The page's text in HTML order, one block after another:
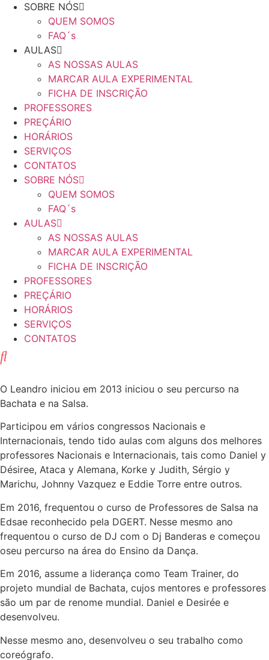
SOBRE NÓS
QUEM SOMOS
FAQ´s
AULAS
AS NOSSAS AULAS
MARCAR AULA EXPERIMENTAL
FICHA DE INSCRIÇÃO
PROFESSORES
PREÇÁRIO
HORÁRIOS
SERVIÇOS
CONTATOS
SOBRE NÓS
QUEM SOMOS
FAQ´s
AULAS
AS NOSSAS AULAS
MARCAR AULA EXPERIMENTAL
FICHA DE INSCRIÇÃO
PROFESSORES
PREÇÁRIO
HORÁRIOS
SERVIÇOS
CONTATOS
O Leandro iniciou em 2013 iniciou o seu percurso na
Bachata e na Salsa.
Participou em vários congressos Nacionais e
Internacionais, tendo tido aulas com alguns dos melhores
professores Nacionais e Internacionais, tais como Daniel y
Désiree, Ataca y Alemana, Korke y Judith, Sérgio y
Marichu, Johnny Vazquez e Eddie Torre entre outros.
Em 2016, frequentou o curso de Professores de Salsa na
Edsae reconhecido pela DGERT. Nesse mesmo ano
frequentou o curso de DJ com o Dj Banderas e começou
oseu percurso na área do Ensino da Dança.
Em 2016, assume a liderança como Team Trainer, do
projeto mundial de Bachata, cujos mentores e professores
são um par de renome mundial. Daniel e Desirée e
desenvolveu.
Nesse mesmo ano, desenvolveu o seu trabalho como
coreógrafo.